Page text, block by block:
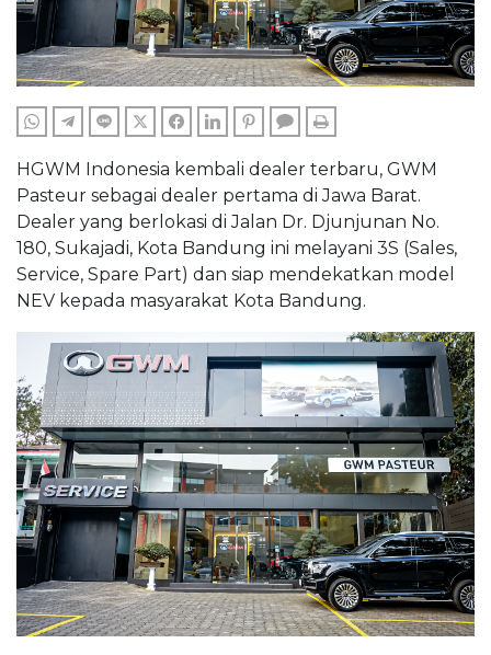
WHATSAPPTELEGRAM
LINE TWITTERFACEBOOKLINKEDINPINTERESTCOMMENTS
HGWM Indonesia kembali dealer terbaru, GWM
Pasteur sebagai dealer pertama di Jawa Barat.
Dealer yang berlokasi di Jalan Dr. Djunjunan No.
180, Sukajadi, Kota Bandung ini melayani 3S (Sales,
Service, Spare Part) dan siap mendekatkan model
NEV kepada masyarakat Kota Bandung.